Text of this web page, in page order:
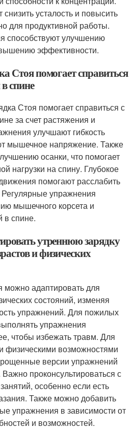
усталость и повысить
для продуктивной работы.
способствуют улучшению
эффективности.
Стоя помогает справиться
спине
Стоя помогает справиться с
за счет растяжения и
улучшают гибкость
мышечное напряжение. Также
осанки, что помогает
нагрузки на спину. Глубокое
помогают расслабить
упражнения
мышечного корсета и
в спине.
утреннюю зарядку
и физических
адаптировать для
состояний, изменяя
упражнений. Для пожилых
упражнения
чтобы избежать травм. Для
физическими возможностями
версии упражнений
проконсультироваться с
особенно если есть
Также можно добавить
упражнения в зависимости от
и возможностей.